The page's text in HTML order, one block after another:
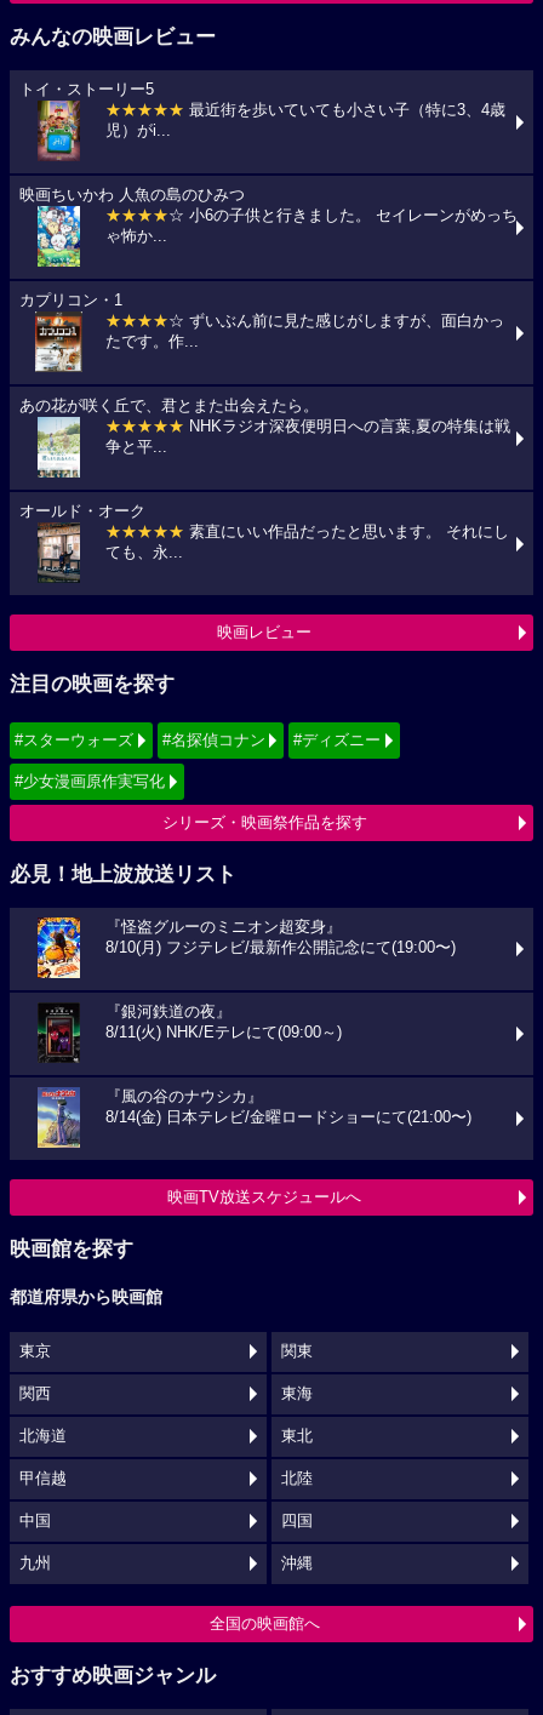
みんなの映画レビュー
トイ・ストーリー5
★★★★★ 最近街を歩いていても小さい子（特に3、4歳
児）がi...
映画ちいかわ 人魚の島のひみつ
★★★★☆ 小6の子供と行きました。 セイレーンがめっち
ゃ怖か...
カプリコン・1
★★★★☆ ずいぶん前に見た感じがしますが、面白かっ
たです。作...
あの花が咲く丘で、君とまた出会えたら。
★★★★★ NHKラジオ深夜便明日への言葉,夏の特集は戦
争と平...
オールド・オーク
★★★★★ 素直にいい作品だったと思います。 それにし
ても、永...
映画レビュー
注目の映画を探す
#スターウォーズ #名探偵コナン #ディズニー
#少女漫画原作実写化
シリーズ・映画祭作品を探す
必見！地上波放送リスト
『怪盗グルーのミニオン超変身』
8/10(月) フジテレビ/最新作公開記念にて(19:00〜)
『銀河鉄道の夜』
8/11(火) NHK/Eテレにて(09:00～)
『風の谷のナウシカ』
8/14(金) 日本テレビ/金曜ロードショーにて(21:00〜)
映画TV放送スケジュールへ
映画館を探す
都道府県から映画館
東京 関東
関西 東海
北海道 東北
甲信越 北陸
中国 四国
九州 沖縄
全国の映画館へ
おすすめ映画ジャンル